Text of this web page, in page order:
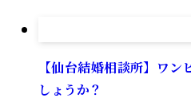
【仙台結婚相談所】ワ
しょうか？